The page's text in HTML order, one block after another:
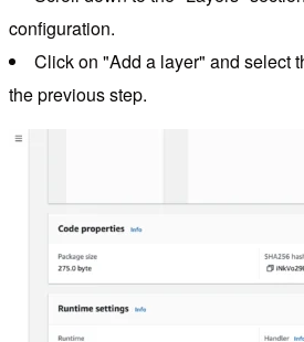
configuration.
Click on "Add a layer" and select
the previous step.